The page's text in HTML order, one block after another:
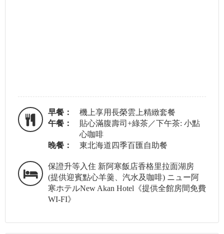
早餐：
機上享用長榮雲上精緻套餐
午餐：
貼心滿腹壽司+綠茶／下午茶: 小點
心咖啡
晚餐：
東北海道四季百匯自助餐
保證升等入住 新阿寒飯店香格里拉面湖房
(提供迎賓點心羊羹、汽水及咖啡) ニュー阿
寒ホテルNew Akan Hotel《提供全館房間免費
WI-FI》